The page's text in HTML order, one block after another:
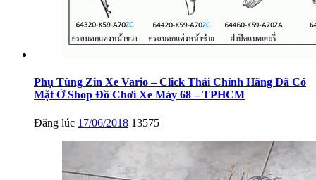
Phụ Tùng Zin Xe Vario – Click Thái Chính Hãng Đã Có
Mặt Ở Shop Đồ Chơi Xe Máy 68 – TPHCM
Đăng lúc 17/06/2018 13575